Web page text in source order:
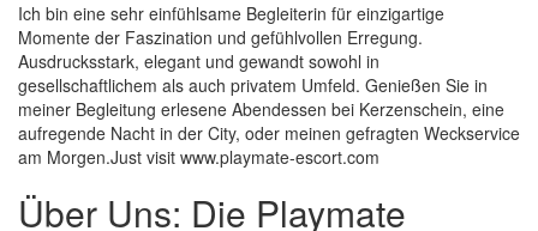
Ich bin eine sehr einfühlsame Begleiterin für einzigartige
Momente der Faszination und gefühlvollen Erregung.
Ausdrucksstark, elegant und gewandt sowohl in
gesellschaftlichem als auch privatem Umfeld. Genießen Sie in
meiner Begleitung erlesene Abendessen bei Kerzenschein, eine
aufregende Nacht in der City, oder meinen gefragten Weckservice
am Morgen.Just visit www.playmate-escort.com
Über Uns: Die Playmate